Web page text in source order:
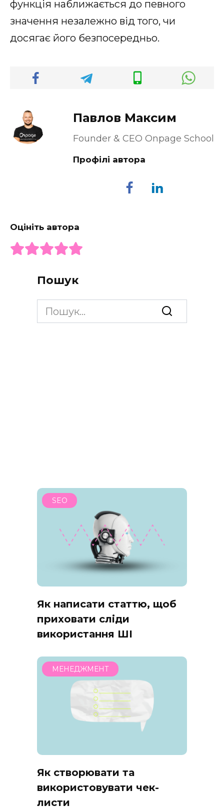
функція наближається до певного
значення незалежно від того, чи
досягає його безпосередньо.
Павлов Максим
Founder & CEO Onpage School
Профілі автора
Оцініть автора
Пошук
Search
for:
SEO
Як написати статтю, щоб
приховати сліди
використання ШІ
МЕНЕДЖМЕНТ
Як створювати та
використовувати чек-
листи